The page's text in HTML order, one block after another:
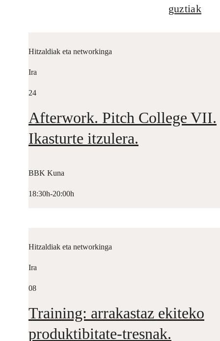
guztiak
Hitzaldiak eta networkinga
Ira
24
Afterwork. Pitch College VII.
Ikasturte itzulera.
BBK Kuna
18:30h-20:00h
Hitzaldiak eta networkinga
Ira
08
Training: arrakastaz ekiteko
produktibitate-tresnak.